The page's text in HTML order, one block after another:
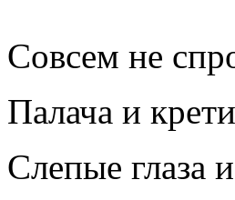
Совсем не
Палача и
Слепые глаза